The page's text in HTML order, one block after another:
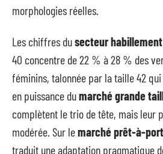
morphologies réelles.
Les chiffres dusecteur habillement
40 concentre de 22 % à 28 % des
féminins, talonnée par la taille 42
en puissance dumarché grande
complètent le trio de tête, mais leur
modérée. Sur lemarché prêt-à-
traduit une adaptation pragmatique